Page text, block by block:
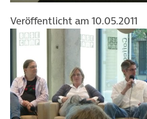
Veröffentlicht am 10.05.2011